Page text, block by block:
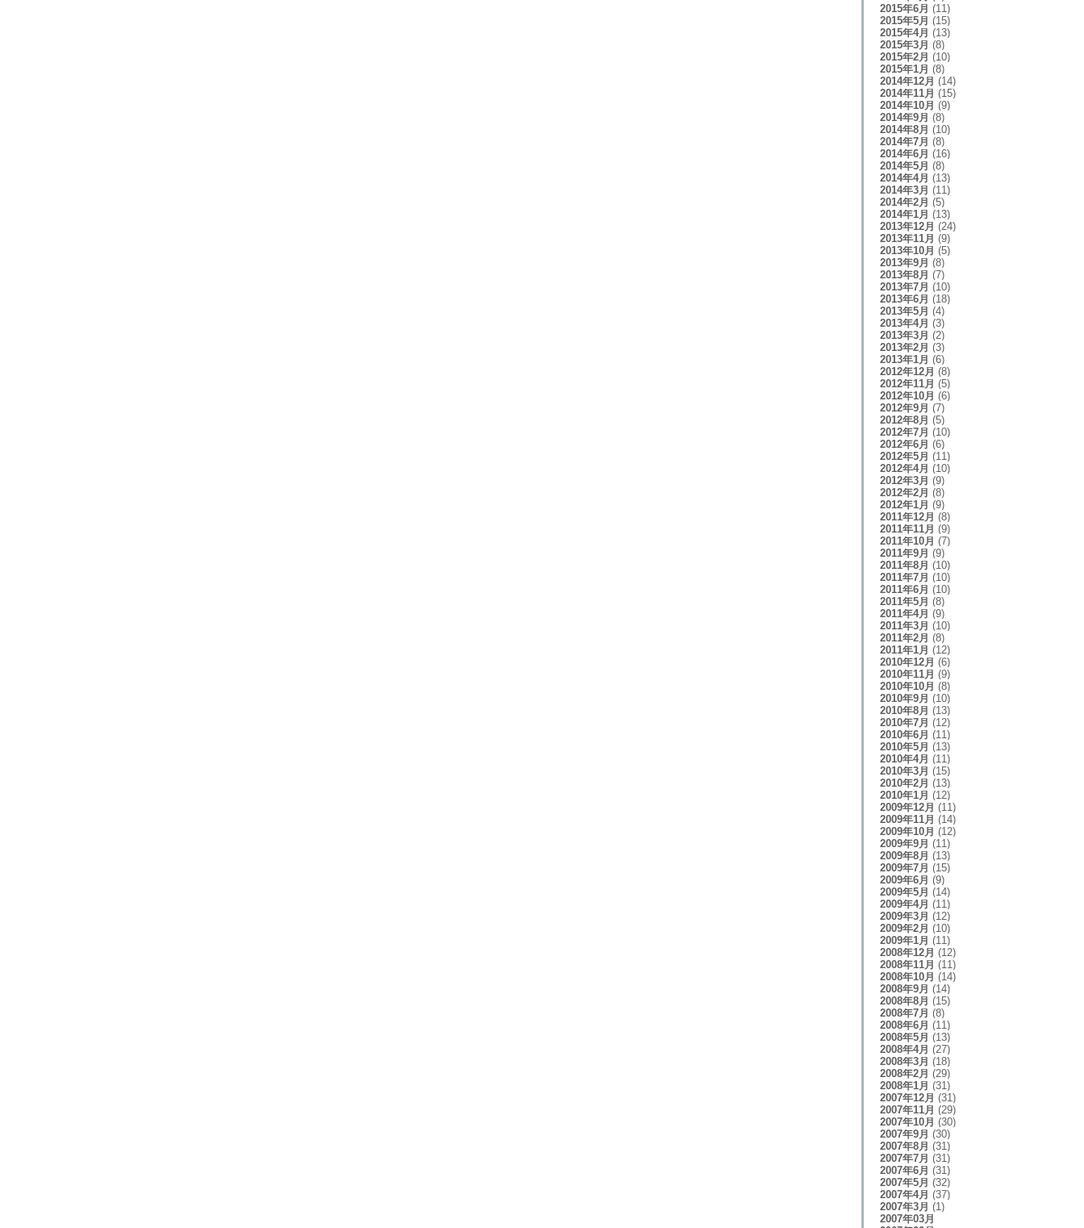
2015年6月 (11)
2015年5月 (15)
2015年4月 (13)
2015年3月 (8)
2015年2月 (10)
2015年1月 (8)
2014年12月 (14)
2014年11月 (15)
2014年10月 (9)
2014年9月 (8)
2014年8月 (10)
2014年7月 (8)
2014年6月 (16)
2014年5月 (8)
2014年4月 (13)
2014年3月 (11)
2014年2月 (5)
2014年1月 (13)
2013年12月 (24)
2013年11月 (9)
2013年10月 (5)
2013年9月 (8)
2013年8月 (7)
2013年7月 (10)
2013年6月 (18)
2013年5月 (4)
2013年4月 (3)
2013年3月 (2)
2013年2月 (3)
2013年1月 (6)
2012年12月 (8)
2012年11月 (5)
2012年10月 (6)
2012年9月 (7)
2012年8月 (5)
2012年7月 (10)
2012年6月 (6)
2012年5月 (11)
2012年4月 (10)
2012年3月 (9)
2012年2月 (8)
2012年1月 (9)
2011年12月 (8)
2011年11月 (9)
2011年10月 (7)
2011年9月 (9)
2011年8月 (10)
2011年7月 (10)
2011年6月 (10)
2011年5月 (8)
2011年4月 (9)
2011年3月 (10)
2011年2月 (8)
2011年1月 (12)
2010年12月 (6)
2010年11月 (9)
2010年10月 (8)
2010年9月 (10)
2010年8月 (13)
2010年7月 (12)
2010年6月 (11)
2010年5月 (13)
2010年4月 (11)
2010年3月 (15)
2010年2月 (13)
2010年1月 (12)
2009年12月 (11)
2009年11月 (14)
2009年10月 (12)
2009年9月 (11)
2009年8月 (13)
2009年7月 (15)
2009年6月 (9)
2009年5月 (14)
2009年4月 (11)
2009年3月 (12)
2009年2月 (10)
2009年1月 (11)
2008年12月 (12)
2008年11月 (11)
2008年10月 (14)
2008年9月 (14)
2008年8月 (15)
2008年7月 (8)
2008年6月 (11)
2008年5月 (13)
2008年4月 (27)
2008年3月 (18)
2008年2月 (29)
2008年1月 (31)
2007年12月 (31)
2007年11月 (29)
2007年10月 (30)
2007年9月 (30)
2007年8月 (31)
2007年7月 (31)
2007年6月 (31)
2007年5月 (32)
2007年4月 (37)
2007年3月 (1)
2007年03月